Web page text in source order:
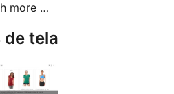
more …
tela